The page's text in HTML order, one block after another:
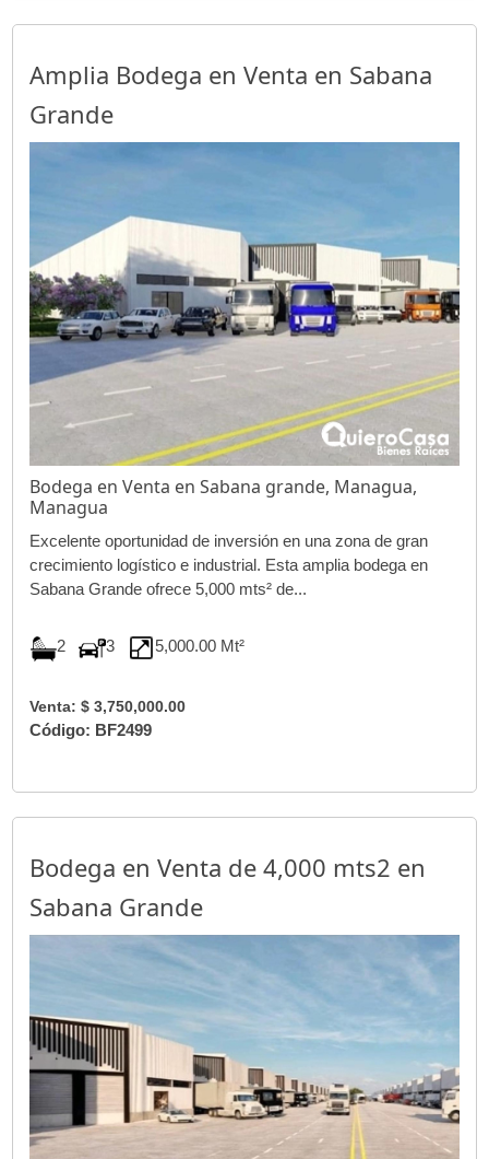
Amplia Bodega en Venta en Sabana
Grande
Bodega en Venta en Sabana grande, Managua,
Managua
Excelente oportunidad de inversión en una zona de gran
crecimiento logístico e industrial. Esta amplia bodega en
Sabana Grande ofrece 5,000 mts² de...
2 3 5,000.00 Mt²
Venta: $ 3,750,000.00
Código: BF2499
Bodega en Venta de 4,000 mts2 en
Sabana Grande